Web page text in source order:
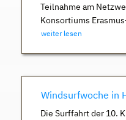
Teilnahme am
Konsortiums
weiter lesen
Windsurfwoche in
Die Surffahrt der 10.